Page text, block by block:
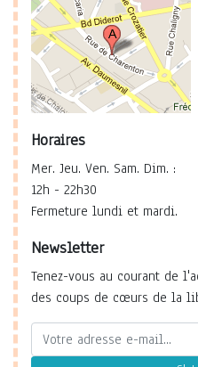
Horaires
Mer. Jeu. Ven. Sam. Dim. :
12h - 22h30
Fermeture lundi et mardi.
Newsletter
Tenez-vous au courant de
des coups de cœurs de la